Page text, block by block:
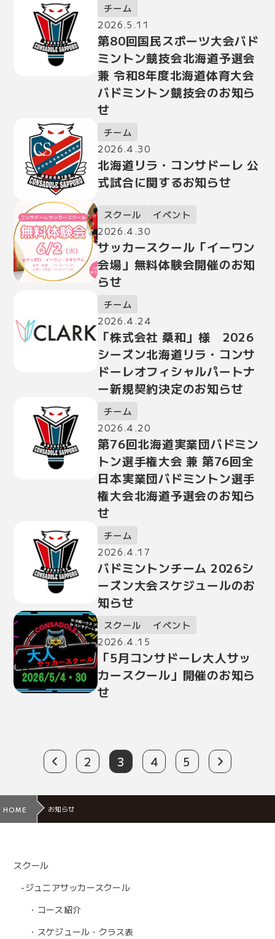
チーム
2026.5.11
第80回国民スポーツ大会バド
ミントン競技会北海道予選会
兼 令和8年度北海道体育大会
バドミントン競技会のお知ら
せ
チーム
2026.4.30
北海道リラ・コンサドーレ 公
式試合に関するお知らせ
スクール イベント
2026.4.30
サッカースクール「イーワン
会場」無料体験会開催のお知
らせ
チーム
2026.4.24
「株式会社 桑和」様 2026
シーズン北海道リラ・コンサ
ドーレオフィシャルパートナ
ー新規契約決定のお知らせ
チーム
2026.4.20
第76回北海道実業団バドミン
トン選手権大会 兼 第76回全
日本実業団バドミントン選手
権大会北海道予選会のお知ら
せ
チーム
2026.4.17
バドミントンチーム 2026シ
ーズン大会スケジュールのお
知らせ
スクール イベント
2026.4.15
「5月コンサドーレ大人サッ
カースクール」開催のお知ら
せ
2 3 4 5
HOME お知らせ
スクール
-ジュニアサッカースクール
・コース紹介
・スケジュール・クラス表